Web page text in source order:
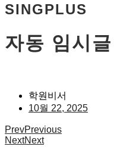
SINGPLUS
자동 임시글
학원비서
10월 22, 2025
PrevPrevious
NextNext